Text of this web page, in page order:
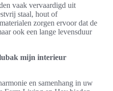
vaak vervaardigd uit
staal, hout of
zorgen ervoor dat de
ook een lange levensduur
mijn interieur
en samenhang in uw